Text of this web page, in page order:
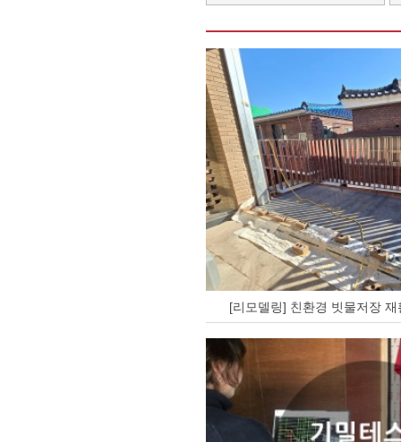
[리모델링] 친환경 빗물저장